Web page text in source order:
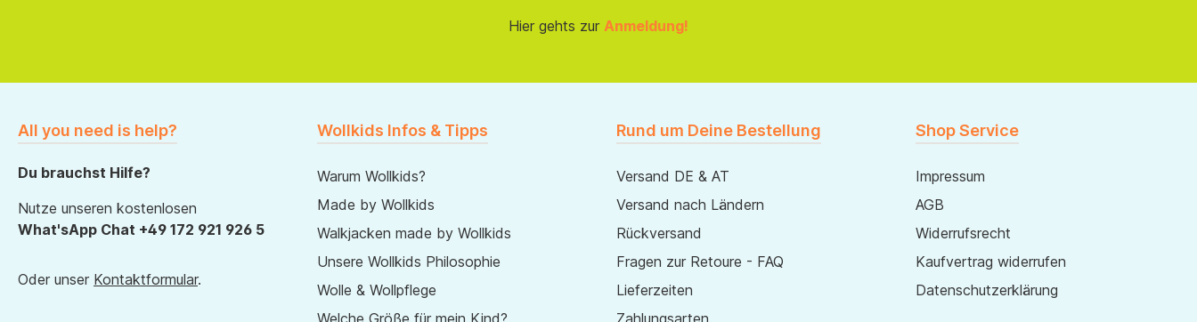
Hier gehts zur Anmeldung!
All you need is help?
Du brauchst Hilfe?
Nutze unseren kostenlosen
What'sApp Chat +49 172 921 926 5
Oder unser Kontaktformular.
Wollkids Infos & Tipps
Warum Wollkids?
Made by Wollkids
Walkjacken made by Wollkids
Unsere Wollkids Philosophie
Wolle & Wollpflege
Welche Größe für mein Kind?
Rund um Deine Bestellung
Versand DE & AT
Versand nach Ländern
Rückversand
Fragen zur Retoure - FAQ
Lieferzeiten
Zahlungsarten
Shop Service
Impressum
AGB
Widerrufsrecht
Kaufvertrag widerrufen
Datenschutzerklärung